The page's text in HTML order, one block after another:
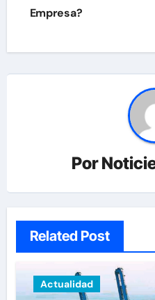
Empresa?
Por
Related Post
Actualidad